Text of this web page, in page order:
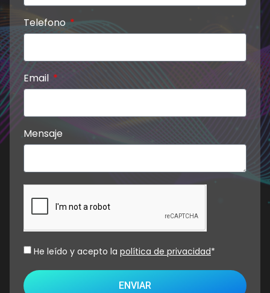
Telefono
Email
Mensaje
He leído y acepto la política de privacidad*
ENVIAR